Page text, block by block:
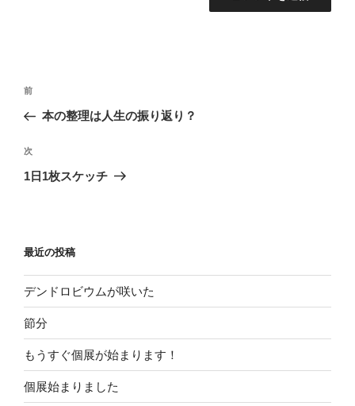
投
ナ
ビ
ゲ
ン
過
去
投
稿
前
本の整理は人生の振り返り？
次
の
次
1日1枚スケッチ
最近の投稿
デンドロビウムが咲いた
節分
もうすぐ個展が始まります！
個展始まりました